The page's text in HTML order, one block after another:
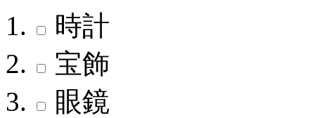
時計
宝飾
眼鏡